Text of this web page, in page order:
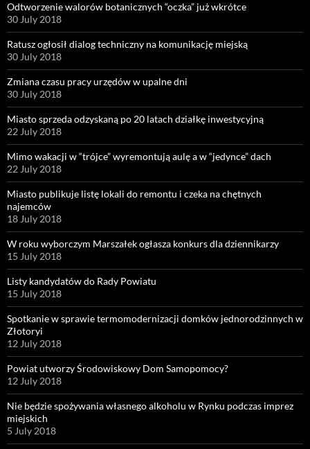
Odtworzenie walorów botanicznych “oczka” już wkrótce
30 July 2018
Ratusz ogłosił dialog techniczny na komunikację miejską
30 July 2018
Zmiana czasu pracy urzędów w upalne dni
30 July 2018
Miasto sprzeda odzyskaną po 20 latach działkę inwestycyjną
22 July 2018
Mimo wakacji w “trójce” wyremontują aulę a w “jedynce” dach
22 July 2018
Miasto publikuje listę lokali do remontu i czeka na chętnych
najemców
18 July 2018
W roku wyborczym Marszałek ogłasza konkurs dla dziennikarzy
15 July 2018
Listy kandydatów do Rady Powiatu
15 July 2018
Spotkanie w sprawie termomodernizacji domków jednorodzinnych w
Złotoryi
12 July 2018
Powiat utworzy Środowiskowy Dom Samopomocy?
12 July 2018
Nie będzie spożywania własnego alkoholu w Rynku podczas imprez
miejskich
5 July 2018